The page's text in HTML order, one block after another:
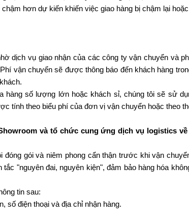
hơn dự kiến khiến việc giao hàng bị chậm lại hoặc
dịch vụ giao nhận của các công ty vận chuyển và
vận chuyển sẽ được thông báo đến khách hàng
hàng số lượng lớn hoặc khách sỉ, chúng tôi sẽ sử
tính theo biểu phí của đơn vị vận chuyển hoặc theo
và tổ chức cung ứng dịch vụ logistics
gói và niêm phong cẩn thận trước khi vận
tắc "nguyên đai, nguyên kiện", đảm bảo hàng hóa
tin sau:
số điện thoại và địa chỉ nhận hàng.